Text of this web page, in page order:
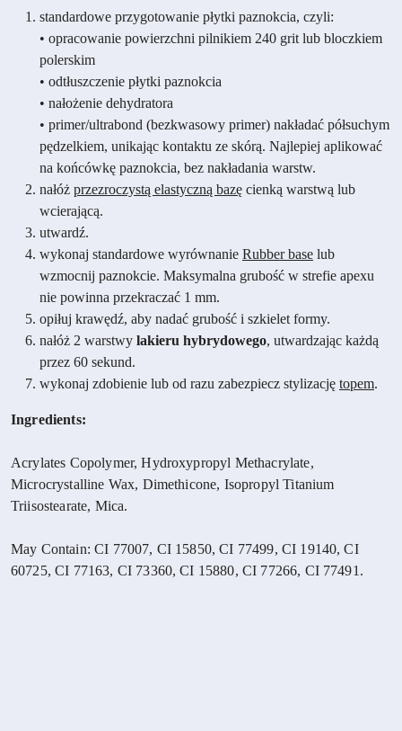
standardowe przygotowanie płytki paznokcia, czyli:
• opracowanie powierzchni pilnikiem 240 grit lub bloczkiem
polerskim
• odtłuszczenie płytki paznokcia
• nałożenie dehydratora
• primer/ultrabond (bezkwasowy primer) nakładać półsuchym
pędzelkiem, unikając kontaktu ze skórą. Najlepiej aplikować
na końcówkę paznokcia, bez nakładania warstw.
nałóż przezroczystą elastyczną bazę cienką warstwą lub
wcierającą.
utwardź.
wykonaj standardowe wyrównanie Rubber base lub
wzmocnij paznokcie. Maksymalna grubość w strefie apexu
nie powinna przekraczać 1 mm.
opiłuj krawędź, aby nadać grubość i szkielet formy.
nałóż 2 warstwy lakieru hybrydowego, utwardzając każdą
przez 60 sekund.
wykonaj zdobienie lub od razu zabezpiecz stylizację topem.
Ingredients:
Acrylates Copolymer, Hydroxypropyl Methacrylate,
Microcrystalline Wax, Dimethicone, Isopropyl Titanium
Triisostearate, Mica.
May Contain: CI 77007, CI 15850, CI 77499, CI 19140, CI
60725, CI 77163, CI 73360, CI 15880, CI 77266, CI 77491.